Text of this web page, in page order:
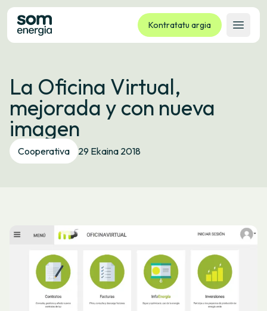
Kontratatu argia
Ireki
Tarifak
Zerbitzuak
Enpresak
Kooperatiba
Kontaktua
La Oficina Virtual,
mejorada y con nueva
imagen
Cooperativa 29 Ekaina 2018